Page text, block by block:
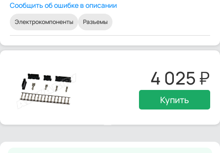
Сообщить об ошибке в описании
Электрокомпоненты Разъемы
4 025
Купить